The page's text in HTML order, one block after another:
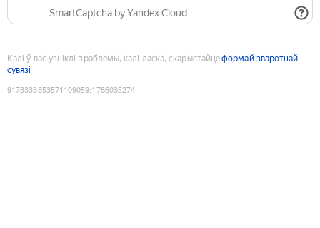
SmartCaptcha by Yandex Cloud
Калі ў вас узніклі праблемы, калі ласка, скарыстайцеформай зваротнай
сувязі
9178333853571109059:1786035274